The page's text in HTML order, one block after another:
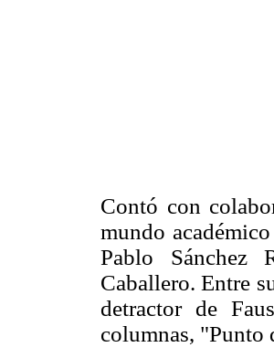
Contó con
mundo
Pablo Sánchez
Caballero. Entre
detractor de
columnas,